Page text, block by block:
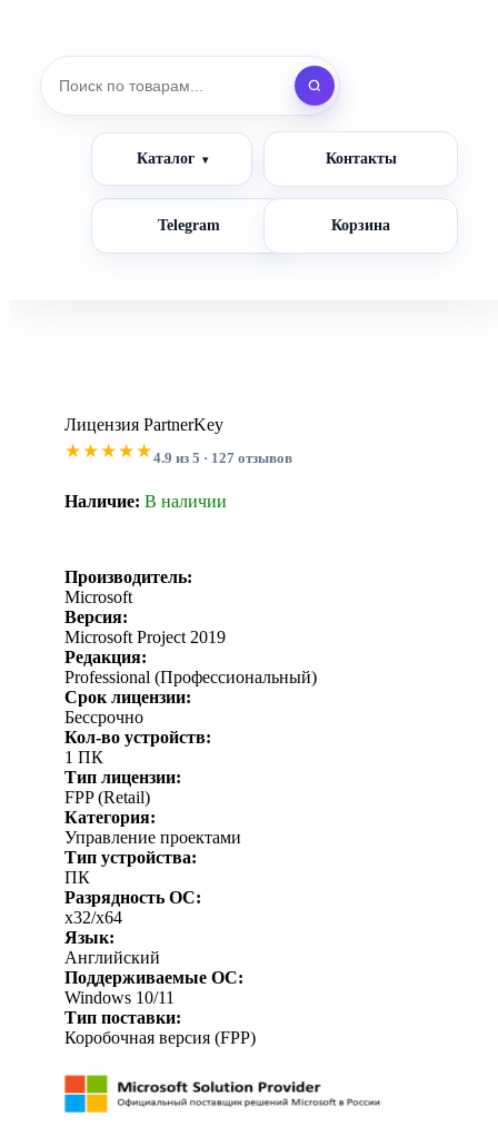
Каталог Контакты
Telegram Корзина
Лицензия PartnerKey
★★★★★4.9 из 5 · 127 отзывов
Наличие: В наличии
Производитель:
Microsoft
Версия:
Microsoft Project 2019
Редакция:
Professional (Профессиональный)
Срок лицензии:
Бессрочно
Кол-во устройств:
1 ПК
Тип лицензии:
FPP (Retail)
Категория:
Управление проектами
Тип устройства:
ПК
Разрядность ОС:
x32/x64
Язык:
Английский
Поддерживаемые ОС:
Windows 10/11
Тип поставки:
Коробочная версия (FPP)